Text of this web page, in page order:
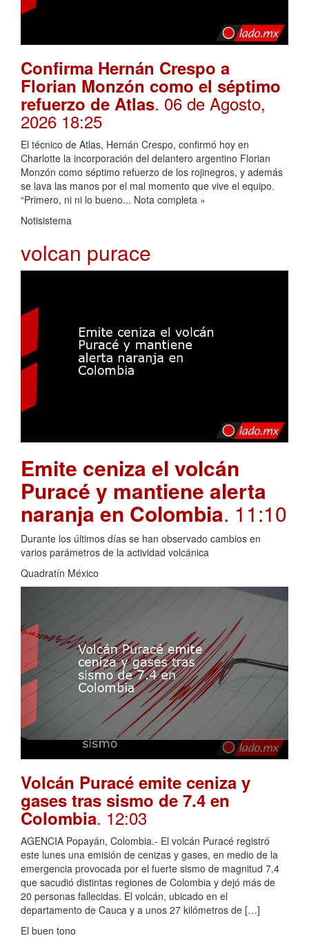
Confirma Hernán Crespo a
Florian Monzón como el séptimo
refuerzo de Atlas. 06 de Agosto,
2026 18:25
El técnico de Atlas, Hernán Crespo, confirmó hoy en
Charlotte la incorporación del delantero argentino Florian
Monzón como séptimo refuerzo de los rojinegros, y además
se lava las manos por el mal momento que vive el equipo.
“Primero, ni ni lo bueno... Nota completa »
Notisistema
volcan purace
Emite ceniza el volcán
Puracé y mantiene alerta
naranja en Colombia. 11:10
Durante los últimos días se han observado cambios en
varios parámetros de la actividad volcánica
Quadratín México
Volcán Puracé emite ceniza y
gases tras sismo de 7.4 en
Colombia. 12:03
AGENCIA Popayán, Colombia.- El volcán Puracé registró
este lunes una emisión de cenizas y gases, en medio de la
emergencia provocada por el fuerte sismo de magnitud 7.4
que sacudió distintas regiones de Colombia y dejó más de
20 personas fallecidas. El volcán, ubicado en el
departamento de Cauca y a unos 27 kilómetros de […]
El buen tono